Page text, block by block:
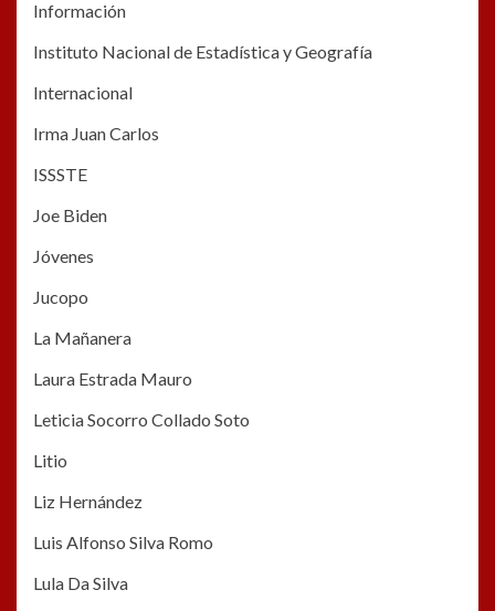
Información
Instituto Nacional de Estadística y Geografía
Internacional
Irma Juan Carlos
ISSSTE
Joe Biden
Jóvenes
Jucopo
La Mañanera
Laura Estrada Mauro
Leticia Socorro Collado Soto
Litio
Liz Hernández
Luis Alfonso Silva Romo
Lula Da Silva